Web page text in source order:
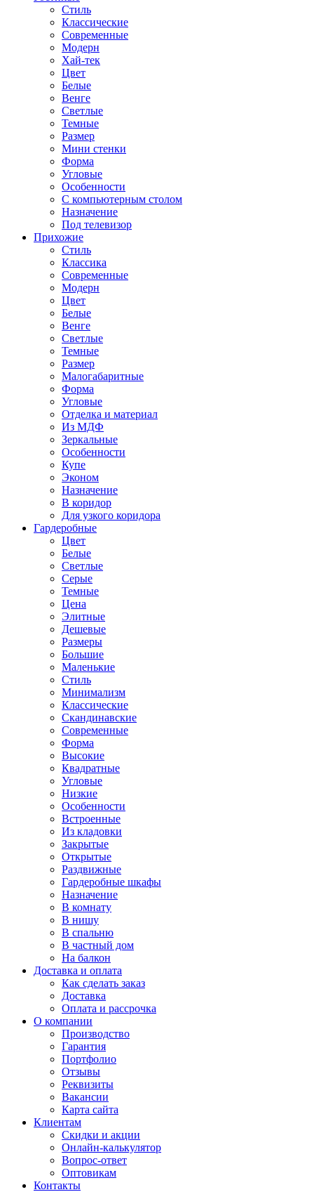
Стиль
Классические
Современные
Модерн
Хай-тек
Цвет
Белые
Венге
Светлые
Темные
Размер
Мини стенки
Форма
Угловые
Особенности
С компьютерным столом
Назначение
Под телевизор
Прихожие
Стиль
Классика
Современные
Модерн
Цвет
Белые
Венге
Светлые
Темные
Размер
Малогабаритные
Форма
Угловые
Отделка и материал
Из МДФ
Зеркальные
Особенности
Купе
Эконом
Назначение
В коридор
Для узкого коридора
Гардеробные
Цвет
Белые
Светлые
Серые
Темные
Цена
Элитные
Дешевые
Размеры
Большие
Маленькие
Стиль
Минимализм
Классические
Скандинавские
Современные
Форма
Высокие
Квадратные
Угловые
Низкие
Особенности
Встроенные
Из кладовки
Закрытые
Открытые
Раздвижные
Гардеробные шкафы
Назначение
В комнату
В нишу
В спальню
В частный дом
На балкон
Доставка и оплата
Как сделать заказ
Доставка
Оплата и рассрочка
О компании
Производство
Гарантия
Портфолио
Отзывы
Реквизиты
Вакансии
Карта сайта
Клиентам
Скидки и акции
Онлайн-калькулятор
Вопрос-ответ
Оптовикам
Контакты